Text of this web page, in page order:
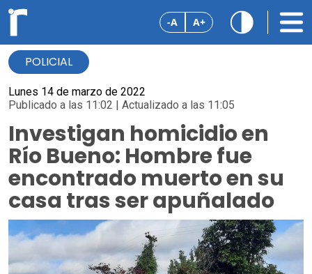
-A A+
POLICIAL
Lunes 14 de marzo de 2022
Publicado a las 11:02 | Actualizado a las 11:05
Investigan homicidio en
Río Bueno: Hombre fue
encontrado muerto en su
casa tras ser apuñalado